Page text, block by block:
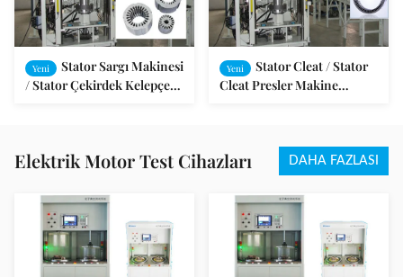
Yeni
Stator Sargı Makinesi
/ Stator Çekirdek Kelepçe
Yeni
Stator Cleat / Stator
Cleat Presler Makine
Elektrik Motor Test Cihazları DAHA FAZLASI